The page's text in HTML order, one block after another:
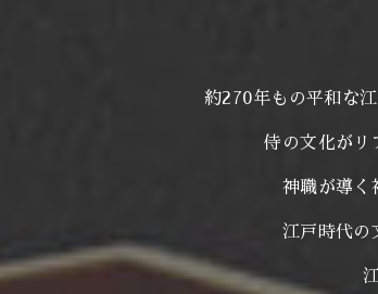
約270年もの平和な
侍の文化がリ
神職が導く
江戸時代の